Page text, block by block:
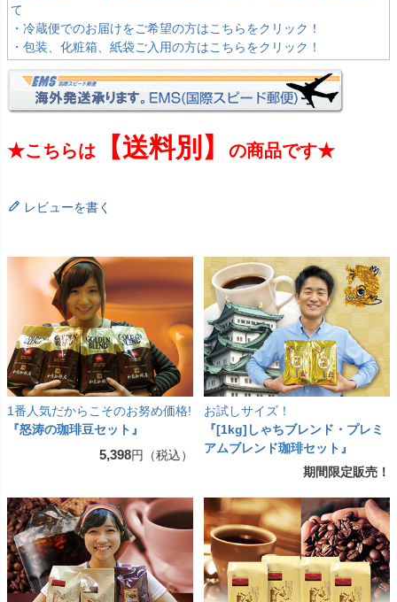
て
・冷蔵便でのお届けをご希望の方はこちらをクリック！
・包装、化粧箱、紙袋ご入用の方はこちらをクリック！
★こちらは 【送料別】 の商品です★
レビューを書く
1番人気だからこそのお努め価格!
『怒涛の珈琲豆セット』
5,398円（税込）
お試しサイズ！
『[1kg]しゃちブレンド・プレミ
アムブレンド珈琲セット』
期間限定販売！